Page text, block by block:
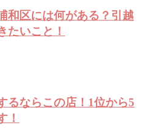
和区には何がある？引越
たいこと！
るならこの店！1位から5
！